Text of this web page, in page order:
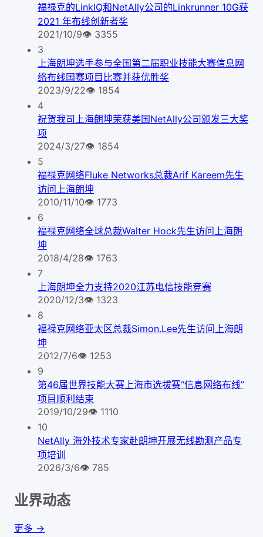
福禄克的LinkIQ和NetAlly公司的Linkrunner 10G获
2021 年布线创新者奖
2021/10/9👁 3355
3
上海朗坤选手参与全国第二届职业技能大赛信息网
络布线国赛项目比赛并获优胜奖
2023/9/22👁 1854
4
祝贺我司上海朗坤荣获美国NetAlly公司颁发三大奖
项
2024/3/27👁 1854
5
福禄克网络Fluke Networks总裁Arif Kareem先生
访问上海朗坤
2010/11/10👁 1773
6
福禄克网络全球总裁Walter Hock先生访问上海朗
坤
2018/4/28👁 1763
7
上海朗坤全力支持2020江苏电信技能竞赛
2020/12/3👁 1323
8
福禄克网络亚太区总裁Simon.Lee先生访问上海朗
坤
2012/7/6👁 1253
9
第46届世界技能大赛上海市选拔赛“信息网络布线”
项目顺利结束
2019/10/29👁 1110
10
NetAlly 海外技术专家赴朗坤开展无线勘测产品专
项培训
2026/3/6👁 785
业界动态
更多 →